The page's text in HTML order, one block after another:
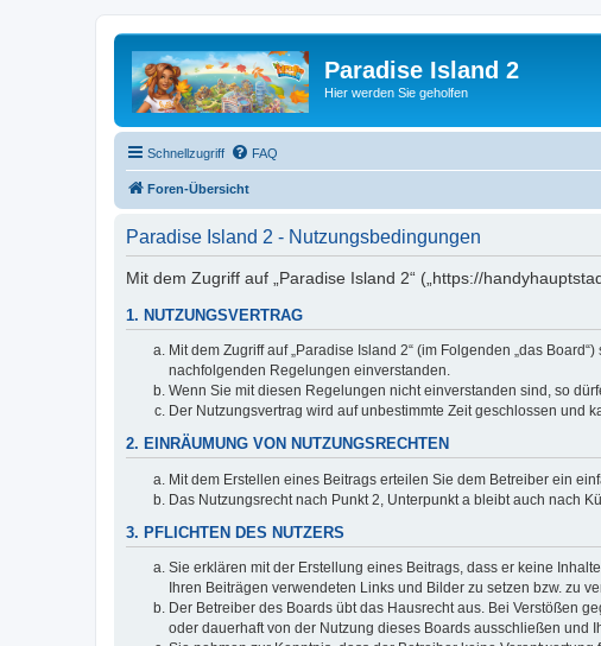
Paradise Island 2
Hier werden Sie geholfen
Schnellzugriff FAQ
Foren-Übersicht
Paradise Island 2 - Nutzungsbedingungen
Mit dem Zugriff auf „Paradise Island 2“ („https://
1. NUTZUNGSVERTRAG
Mit dem Zugriff auf „Paradise Island 2“ (im Folgenden „das
nachfolgenden Regelungen einverstanden.
Wenn Sie mit diesen Regelungen nicht einverstanden sind, so
Der Nutzungsvertrag wird auf unbestimmte Zeit geschlossen und
2. EINRÄUMUNG VON NUTZUNGSRECHTEN
Mit dem Erstellen eines Beitrags erteilen Sie dem Betreiber ein
Das Nutzungsrecht nach Punkt 2, Unterpunkt a bleibt auch nach
3. PFLICHTEN DES NUTZERS
Sie erklären mit der Erstellung eines Beitrags, dass er keine
Ihren Beiträgen verwendeten Links und Bilder zu setzen bzw. zu
Der Betreiber des Boards übt das Hausrecht aus. Bei Verstößen
oder dauerhaft von der Nutzung dieses Boards ausschließen und